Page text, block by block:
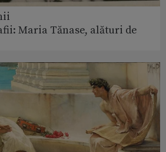
Maria Tănase, alături de